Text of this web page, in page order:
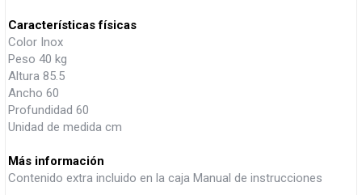
Características físicas
Color Inox
Peso 40 kg
Altura 85.5
Ancho 60
Profundidad 60
Unidad de medida cm
Más información
Contenido extra incluido en la caja Manual de instrucciones